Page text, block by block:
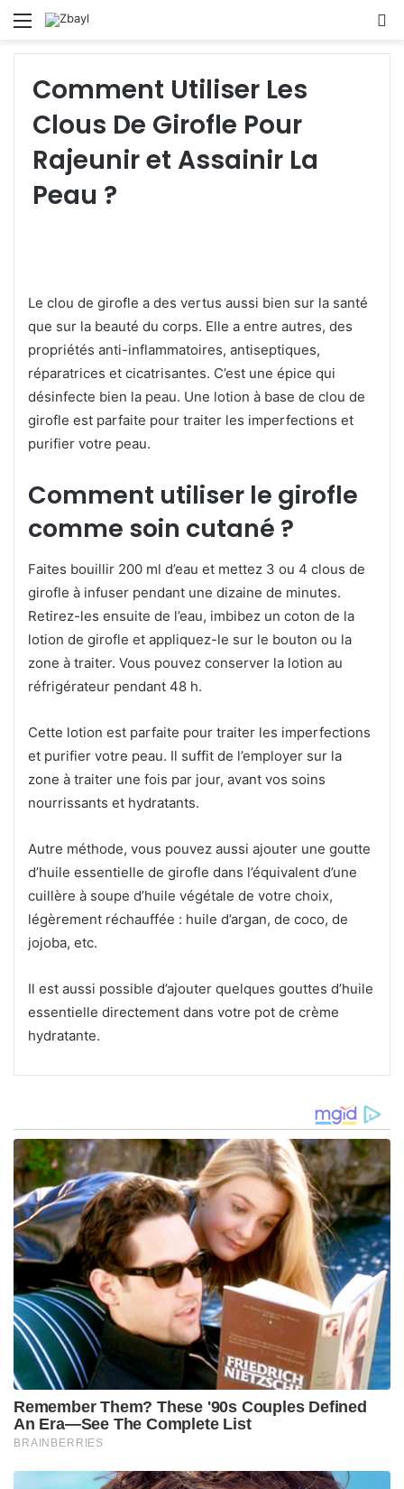
Menu
Comment Utiliser Les
Clous De Girofle Pour
Rajeunir et Assainir La
Peau ?
Le clou de girofle a des vertus aussi bien sur la santé
que sur la beauté du corps. Elle a entre autres, des
propriétés anti-inflammatoires, antiseptiques,
réparatrices et cicatrisantes. C’est une épice qui
désinfecte bien la peau. Une lotion à base de clou de
girofle est parfaite pour traiter les imperfections et
purifier votre peau.
Comment utiliser le girofle
comme soin cutané ?
Faites bouillir 200 ml d’eau et mettez 3 ou 4 clous de
girofle à infuser pendant une dizaine de minutes.
Retirez-les ensuite de l’eau, imbibez un coton de la
lotion de girofle et appliquez-le sur le bouton ou la
zone à traiter. Vous pouvez conserver la lotion au
réfrigérateur pendant 48 h.
Cette lotion est parfaite pour traiter les imperfections
et purifier votre peau. Il suffit de l’employer sur la
zone à traiter une fois par jour, avant vos soins
nourrissants et hydratants.
Autre méthode, vous pouvez aussi ajouter une goutte
d’huile essentielle de girofle dans l’équivalent d’une
cuillère à soupe d’huile végétale de votre choix,
légèrement réchauffée : huile d’argan, de coco, de
jojoba, etc.
Il est aussi possible d’ajouter quelques gouttes d’huile
essentielle directement dans votre pot de crème
hydratante.